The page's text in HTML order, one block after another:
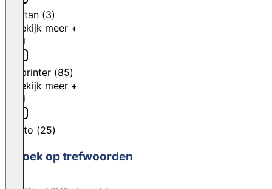
Citan (3)
Bekijk meer +
Sprinter (85)
Bekijk meer +
Vito (25)
Zoek op trefwoorden